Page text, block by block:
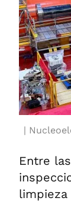
Entre